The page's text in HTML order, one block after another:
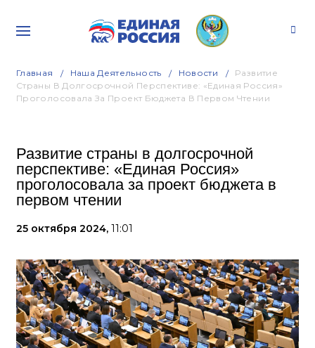
Главная Наша Деятельность Новости
Развитие
Страны В Долгосрочной Перспективе: «Единая Россия»
Проголосовала За Проект Бюджета В Первом Чтении
Развитие страны в долгосрочной
перспективе: «Единая Россия»
проголосовала за проект бюджета в
первом чтении
25 октября 2024, 11:01